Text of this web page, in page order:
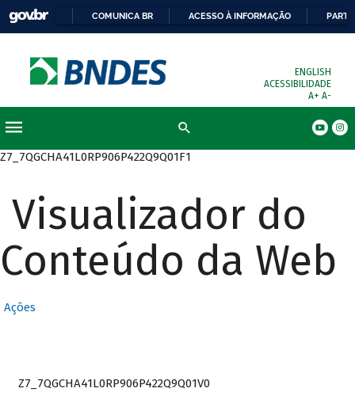
COMUNICA BR ACESSO À INFORMAÇÃO
ENGLISH
ACESSIBILIDADE
A+ A-
Z7_7QGCHA41L0RP906P422Q9Q01F1
Visualizador do
Conteúdo da Web
Ações
Z7_7QGCHA41L0RP906P422Q9Q01V0